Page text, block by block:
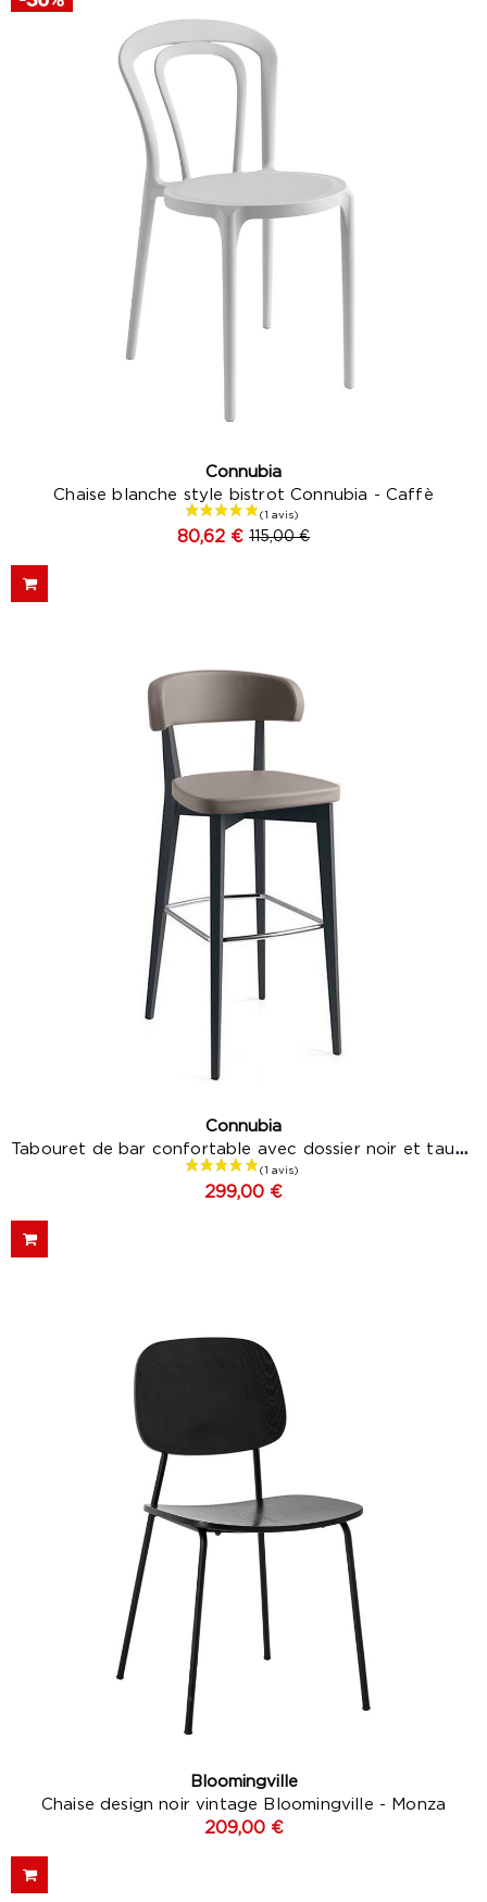
Connubia
Chaise blanche style bistrot Connubia - Caffè
80,62 € 115,00 €
Connubia
Tabouret de bar confortable avec dossier noir et taupe...
299,00 €
Bloomingville
Chaise design noir vintage Bloomingville - Monza
209,00 €